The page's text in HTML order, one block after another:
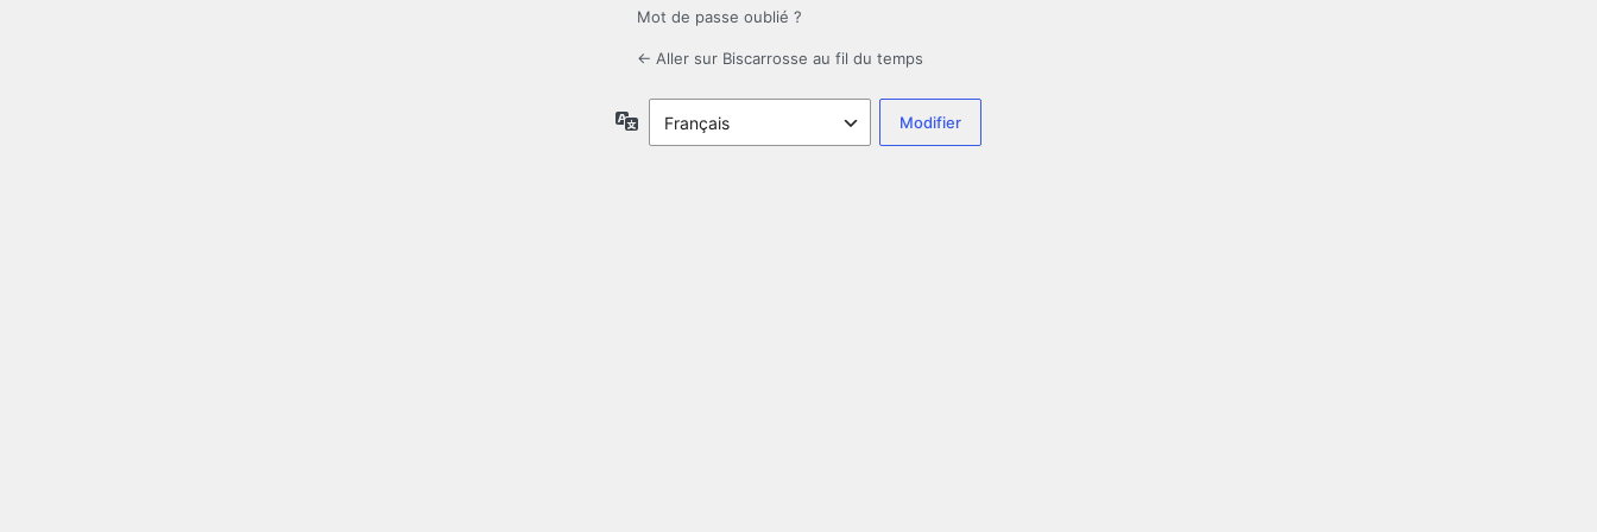
Mot de passe oublié ?
← Aller sur Biscarrosse au fil du temps
Langue